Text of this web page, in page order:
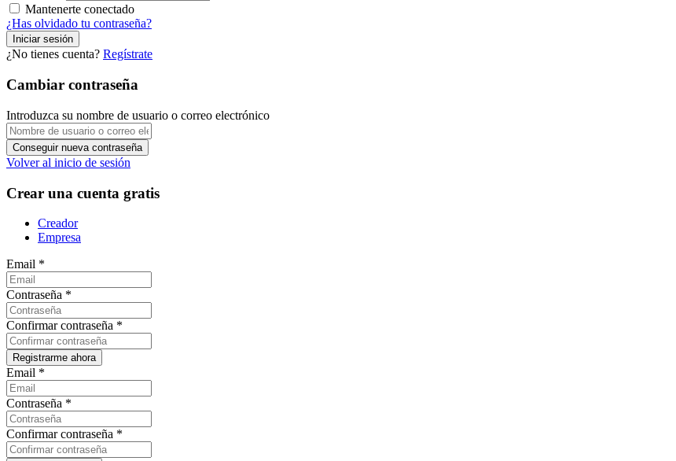
Mantenerte conectado
¿Has olvidado tu contraseña?
¿No tienes cuenta? Regístrate
Cambiar contraseña
Introduzca su nombre de usuario o correo electrónico
Volver al inicio de sesión
Crear una cuenta gratis
Creador
Empresa
Email *
Contraseña *
Confirmar contraseña *
Email *
Contraseña *
Confirmar contraseña *